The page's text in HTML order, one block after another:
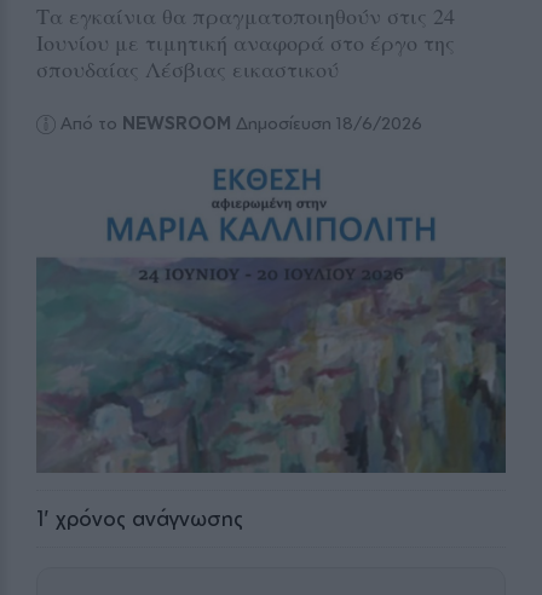
Τα εγκαίνια θα πραγματοποιηθούν στις 24
Ιουνίου με τιμητική αναφορά στο έργο της
σπουδαίας Λέσβιας εικαστικού
Από το NEWSROOM Δημοσίευση 18/6/2026
1' χρόνος ανάγνωσης